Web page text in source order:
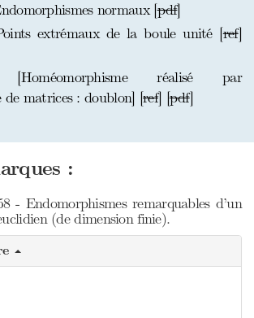
normaux [pdf]
extrémaux de la boule unité [ref]
réalisé par
de matrices : doublon] [ref] [pdf]
:
- Endomorphismes remarquables d’un
(de dimension finie).